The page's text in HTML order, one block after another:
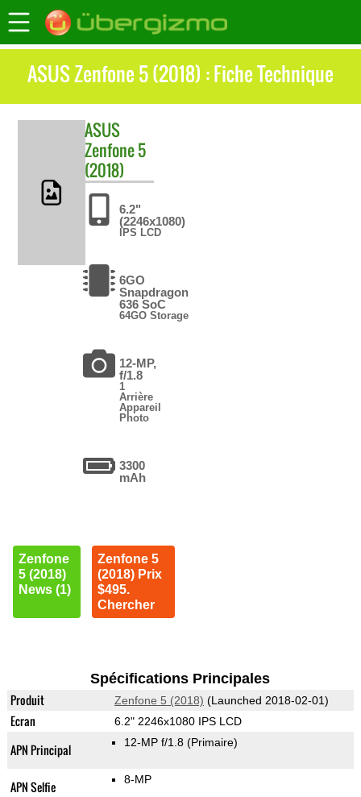
ASUS Zenfone 5 (2018) : Fiche Technique
ASUS
Zenfone 5
(2018)
6.2"
(2246x1080)
IPS LCD
6GO
Snapdragon
636 SoC
64GO Storage
12-MP,
f/1.8
1
Arrière
Appareil
Photo
3300
mAh
Zenfone
5 (2018)
News (1)
Zenfone 5
(2018) Prix
$495.
Chercher
Spécifications Principales
Produit Zenfone 5 (2018) (Launched 2018-02-01)
Ecran 6.2" 2246x1080 IPS LCD
APN Principal 12-MP f/1.8 (Primaire)
APN Selfie 8-MP